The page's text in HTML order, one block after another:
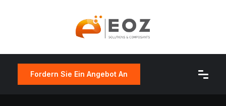
Fordern Sie Ein Angebot An